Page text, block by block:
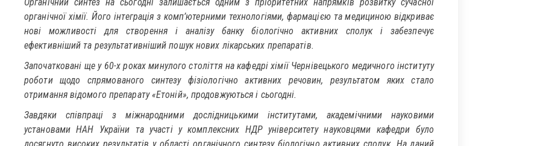
органічної хімії. Його інтеграція з комп’ютерними технологіями, фармацією та медициною відкриває
нові можливості для створення і аналізу банку біологічно активних сполук і забезпечує
ефективніший та результативніший пошук нових лікарських препаратів.
Започатковані ще у 60-х роках минулого століття на кафедрі хімії Чернівецького медичного інституту
роботи щодо спрямованого синтезу фізіологічно активних речовин, результатом яких стало
отримання відомого препарату «Етоній», продовжуються і сьогодні.
Завдяки співпраці з міжнародними дослідницькими інститутами, академічними науковими
установами НАН України та участі у комплексних НДР університету науковцями кафедри було